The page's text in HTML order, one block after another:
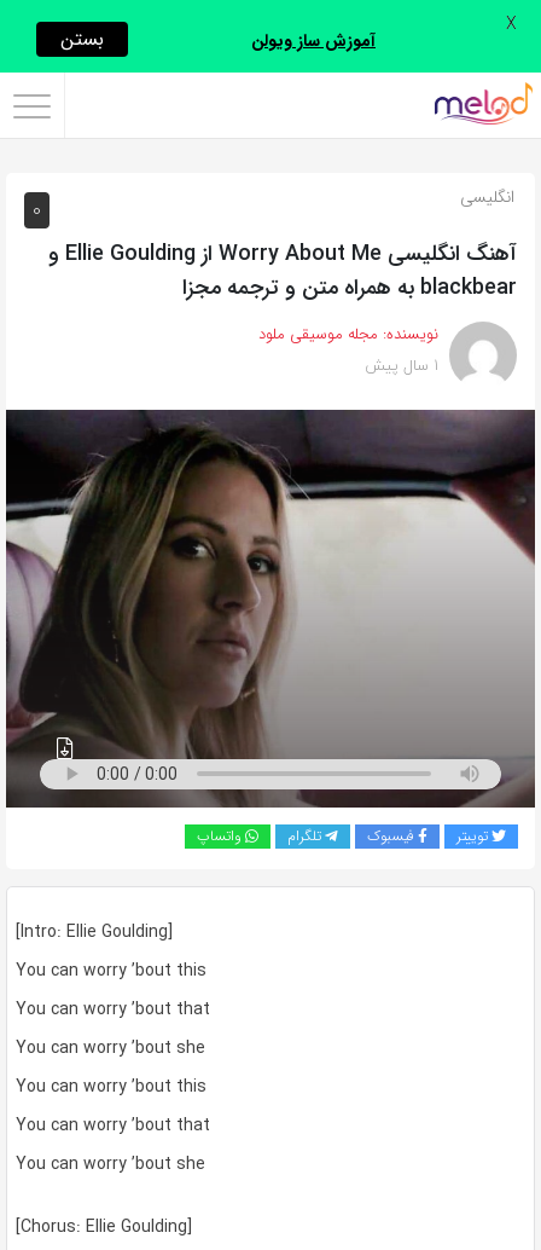
اشتراک
با
روش‌های
زیر
این
صفحه
را
دوستان
خود
به
0 انگلیسی
آهنگ انگلیسی Worry About Me از Ellie Goulding و
blackbear به همراه متن و ترجمه مجزا
نویسنده: مجله موسیقی ملود
1 سال پیش
توییتر فیسبوک تلگرام واتساپ
[Intro: Ellie Goulding]
You can worry ’bout this
You can worry ’bout that
You can worry ’bout she
You can worry ’bout this
You can worry ’bout that
You can worry ’bout she
[Chorus: Ellie Goulding]
آموزش ساز ویولن بستن X